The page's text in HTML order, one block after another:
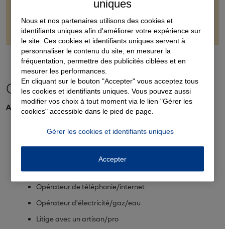
actives dans ce type de contentieux et peuvent vous aider à
pouvez en principe prétendre.
Consommation
ASSURANCES
Opérateur de téléphonie/internet
Opérateur d'électricité/gaz/eau
Litige avec un artisan/pro
uniques
Nous et nos partenaires utilisons des cookies et
identifiants uniques afin d'améliorer votre expérience sur
le site. Ces cookies et identifiants uniques servent à
personnaliser le contenu du site, en mesurer la
fréquentation, permettre des publicités ciblées et en
mesurer les performances.
En cliquant sur le bouton "Accepter" vous acceptez tous
les cookies et identifiants uniques. Vous pouvez aussi
modifier vos choix à tout moment via le lien "Gérer les
cookies" accessible dans le pied de page.
Gérer les cookies et identifiants uniques
Accepter